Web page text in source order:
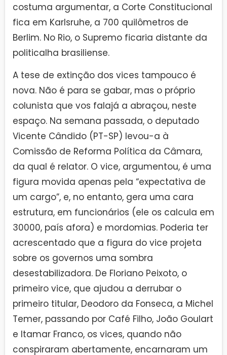
costuma argumentar, a Corte Constitucional
fica em Karlsruhe, a 700 quilômetros de
Berlim. No Rio, o Supremo ficaria distante da
politicalha brasiliense.
A tese de extinção dos vices tampouco é
nova. Não é para se gabar, mas o próprio
colunista que vos falajá a abraçou, neste
espaço. Na semana passada, o deputado
Vicente Cândido (PT-SP) levou-a à
Comissão de Reforma Política da Câmara,
da qual é relator. O vice, argumentou, é uma
figura movida apenas pela “expectativa de
um cargo”, e, no entanto, gera uma cara
estrutura, em funcionários (ele os calcula em
30000, país afora) e mordomias. Poderia ter
acrescentado que a figura do vice projeta
sobre os governos uma sombra
desestabilizadora. De Floriano Peixoto, o
primeiro vice, que ajudou a derrubar o
primeiro titular, Deodoro da Fonseca, a Michel
Temer, passando por Café Filho, João Goulart
e Itamar Franco, os vices, quando não
conspiraram abertamente, encarnaram um